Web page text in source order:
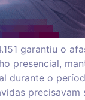
garantiu o
presencial,
durante o
precisavam